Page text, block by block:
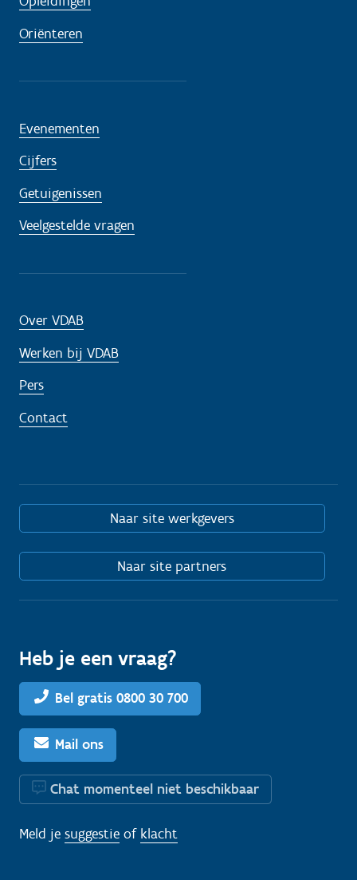
Oriënteren
Evenementen
Cijfers
Getuigenissen
Veelgestelde vragen
Over VDAB
Werken bij VDAB
Pers
Contact
Naar site werkgevers
Naar site partners
Heb je een vraag?
Bel gratis 0800 30 700
Mail ons
Chat momenteel niet beschikbaar
Meld je suggestie of klacht